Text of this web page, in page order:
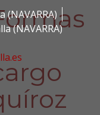
(NAVARRA)
(NAVARRA)